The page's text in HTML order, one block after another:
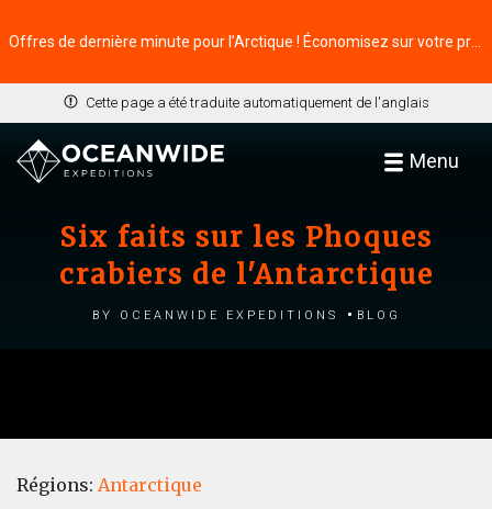
Cette page a été traduite automatiquement de l'anglais
Menu
Six faits sur les Phoques
crabiers de l'Antarctique
by Oceanwide Expeditions Blog
Régions: Antarctique